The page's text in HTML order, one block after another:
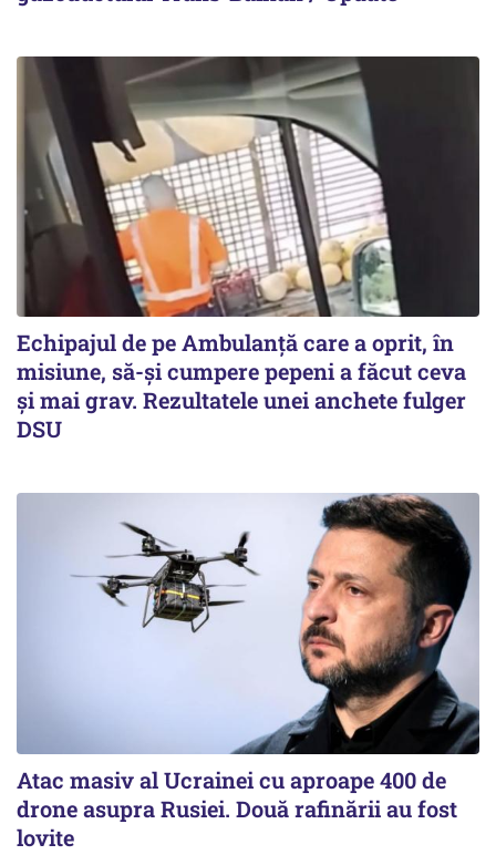
Echipajul de pe Ambulanță care a oprit, în
misiune, să-și cumpere pepeni a făcut ceva
și mai grav. Rezultatele unei anchete fulger
DSU
Atac masiv al Ucrainei cu aproape 400 de
drone asupra Rusiei. Două rafinării au fost
lovite